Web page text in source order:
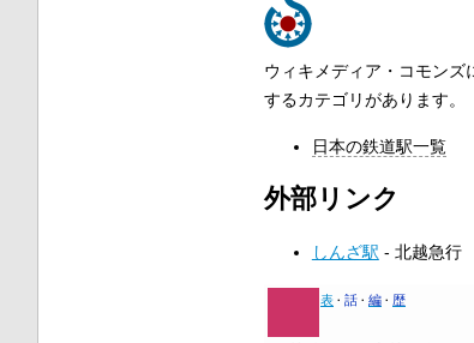
ウィキメディア・コモンズ
するカテゴリがあります。
日本の鉄道駅一覧
外部リンク
しんざ駅 - 北越急行
表 話 編 歴